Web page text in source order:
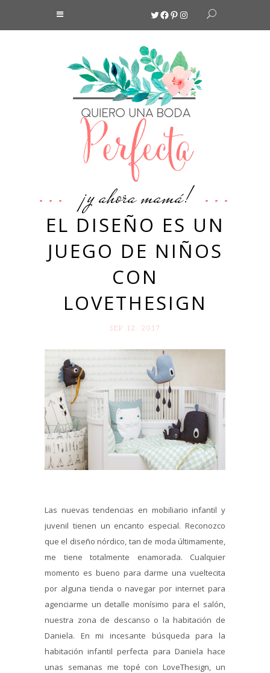
Twitter
Facebook
Pinterest
Instagram
¡y ahora mamá!
EL DISEÑO ES UN
JUEGO DE NIÑOS
CON
LOVETHESIGN
SEP 12. 2017
Las nuevas tendencias en mobiliario infantil y
juvenil tienen un encanto especial. Reconozco
que el diseño nórdico, tan de moda últimamente,
me tiene totalmente enamorada. Cualquier
momento es bueno para darme una vueltecita
por alguna tienda o navegar por internet para
agenciarme un detalle monísimo para el salón,
nuestra zona de descanso o la habitación de
Daniela. En mi incesante búsqueda para la
habitación infantil perfecta para Daniela hace
unas semanas me topé con LoveThesign, un